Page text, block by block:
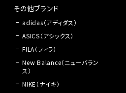
その他ブランド
adidas（アディダス）
ASICS（アシックス）
FILA（フィラ）
New Balance（ニューバラン
ス）
NIKE（ナイキ）